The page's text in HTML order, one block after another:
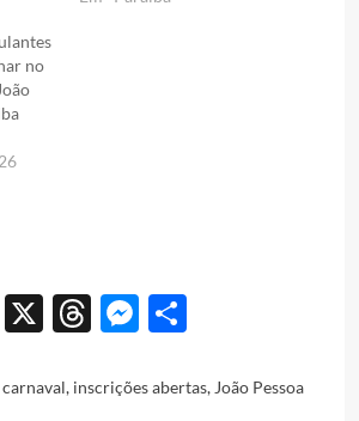
no
X Threads
Messenger
Share
carnaval, inscrições abertas, João Pessoa